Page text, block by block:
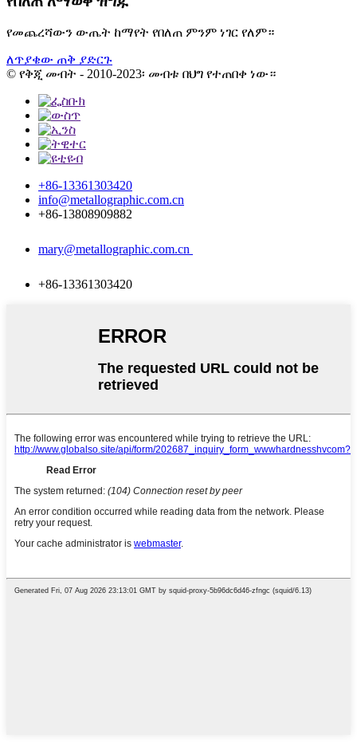
የመጨረሻውን ውጤት ከማየት የበለጠ ምንም ነገር የለም።
ለጥያቄው ጠቅ ያድርጉ
© የቅጂ መብት - 2010-2023፡ መብቱ በህግ የተጠበቀ ነው።
+86-13361303420
info@metallographic.com.cn
+86-13808909882
mary@metallographic.com.cn
+86-13361303420